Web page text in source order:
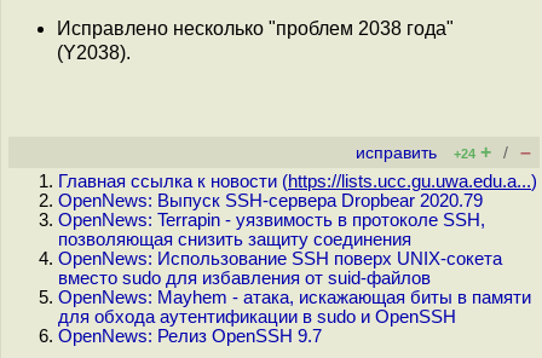
Исправлено несколько "проблем 2038 года"
(Y2038).
исправить +24 + / –
Главная ссылка к новости (https://lists.ucc.gu.uwa.edu.a...)
OpenNews: Выпуск SSH-сервера Dropbear 2020.79
OpenNews: Terrapin - уязвимость в протоколе SSH,
позволяющая снизить защиту соединения
OpenNews: Использование SSH поверх UNIX-сокета
вместо sudo для избавления от suid-файлов
OpenNews: Mayhem - атака, искажающая биты в памяти
для обхода аутентификации в sudo и OpenSSH
OpenNews: Релиз OpenSSH 9.7